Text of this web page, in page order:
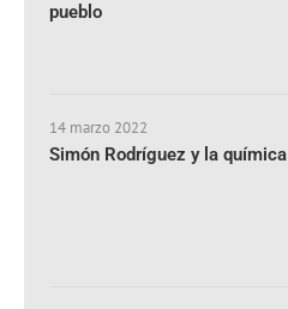
pueblo
14 marzo 2022
Simón Rodríguez y la química